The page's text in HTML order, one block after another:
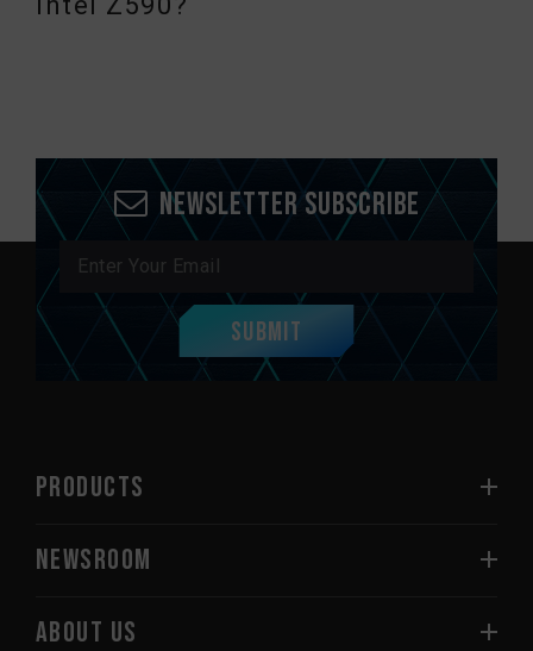
Newsletter Subscribe
Submit
PRODUCTS
NEWSROOM
ABOUT US